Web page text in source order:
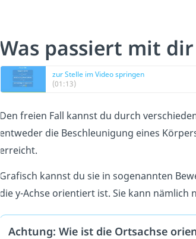
Was passiert mit
zur Stelle im Video springen
(01:13)
Den freien Fall kannst du durch
entweder die Beschleunigung eines
erreicht.
Grafisch kannst du sie in sogenannten
die y-Achse orientiert ist. Sie kann
Achtung: Wie ist die Ortsachse